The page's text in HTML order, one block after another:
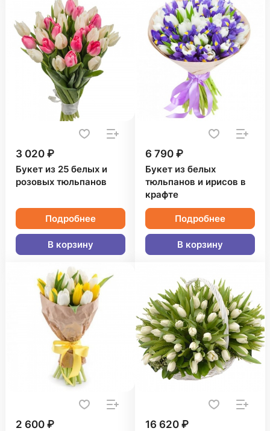
3 020 ₽
Букет из 25 белых и
розовых тюльпанов
Подробнее
В корзину
6 790 ₽
Букет из белых
тюльпанов и ирисов в
крафте
Подробнее
В корзину
2 600 ₽ 16 620 ₽